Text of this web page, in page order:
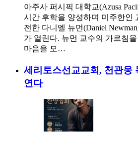
아주사 퍼시픽 대학교(Azusa
시간 후학을 양성하며 미주한인
전한 다니엘 뉴먼(Daniel
가 열린다. 뉴먼 교수의 가르침
마음을 모…
세리토스선교교회, 천관웅
연다